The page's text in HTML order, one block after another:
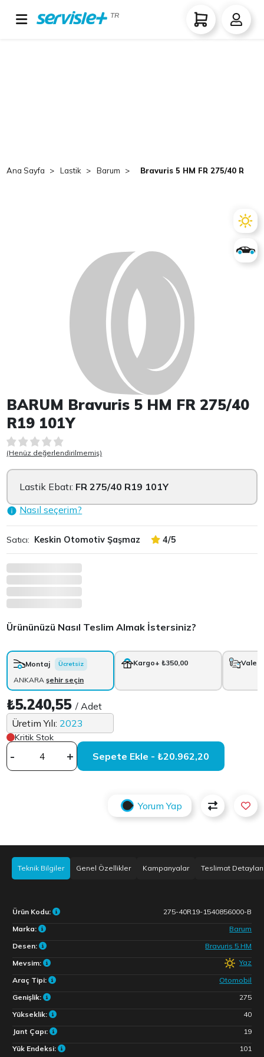
TR
Ana Sayfa Lastik Barum Bravuris 5 HM FR 275/40 R19
BARUM Bravuris 5 HM FR 275/40
R19 101Y
(Henüz değerlendirilmemiş)
Lastik Ebatı: FR 275/40 R19 101Y
Nasıl seçerim?
Satıcı: Keskin Otomotiv Şaşmaz 4/5
Ürününüzü Nasıl Teslim Almak İstersiniz?
Montaj Ücretsiz
ANKARAşehir seçin
Kargo+ ₺350,00 Vale
₺5.240,55/ Adet
Üretim Yılı: 2023
Kritik Stok
- + Sepete Ekle - ₺20.962,20
Yorum Yap
Teknik Bilgiler Genel Özellikler Kampanyalar Teslimat Detayları
Ürün Kodu:
275-40R19-1540856000-B
Marka:
Barum
Desen:
Bravuris 5 HM
Mevsim:
Yaz
Araç Tipi:
Otomobil
Genişlik:
275
Yükseklik:
40
Jant Çapı:
19
Yük Endeksi:
101